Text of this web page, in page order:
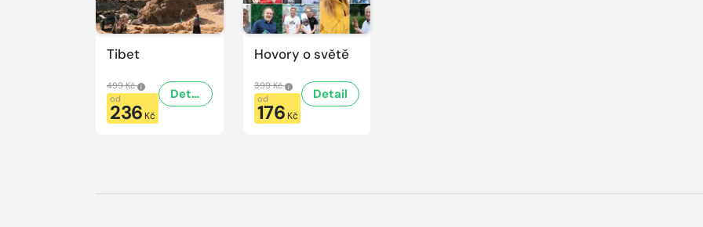
Tibet
499 Kč
od
236 Kč
Detail
Hovory o světě
399 Kč
od
176 Kč
Detail